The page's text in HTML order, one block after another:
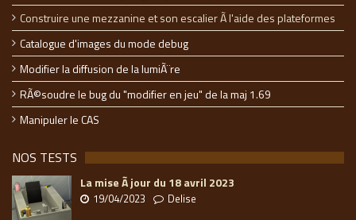
Construire une mezzanine et son escalier Ã l'aide des plateformes
Catalogue d'images du mode debug
Modifier la diffusion de la lumiÃ¨re
RÃ©soudre le bug du "modifier en jeu" de la maj 1.69
Manipuler le CAS
NOS TESTS
La mise Ã jour du 18 avril 2023
19/04/2023 Delise